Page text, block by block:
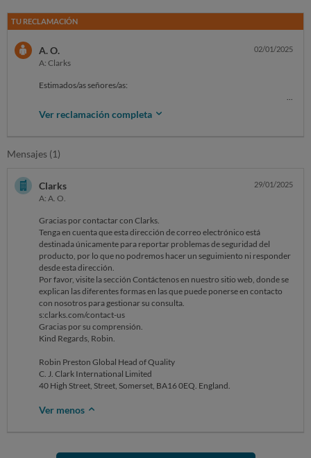
TU RECLAMACIÓN
A. O.
A: Clarks
02/01/2025
Estimados/as señores/as:
Me pongo en contacto con ustedes porque con fecha 18/12/2024
procedo a realizar la devolucion del pedido con referencia
FECHA HORA SITUACIÓN
despues de ponerme en ci¡ontacto con ustedes por medio de su chat el
cual no funciona correctamente y por medio de email a los cuales no
me contestan...
SOLICITO que me sea reembolsado en la mayor brevedad posible el
importe de 57.95 euros que he abonado por el pedido .
En caso contrario tomare las medidas legales oportunas .
Sin otro particular, atentamente.
Ver reclamación completa
Mensajes (1)
Clarks
A: A. O.
29/01/2025
Gracias por contactar con Clarks.
Tenga en cuenta que esta dirección de correo electrónico está
destinada únicamente para reportar problemas de seguridad del
producto, por lo que no podremos hacer un seguimiento ni responder
desde esta dirección.
Por favor, visite la sección Contáctenos en nuestro sitio web, donde se
explican las diferentes formas en las que puede ponerse en contacto
con nosotros para gestionar su consulta.
s:clarks.com/contact-us
Gracias por su comprensión.
Kind Regards, Robin.
Robin Preston Global Head of Quality
C. J. Clark International Limited
40 High Street, Street, Somerset, BA16 0EQ. England.
Ver menos